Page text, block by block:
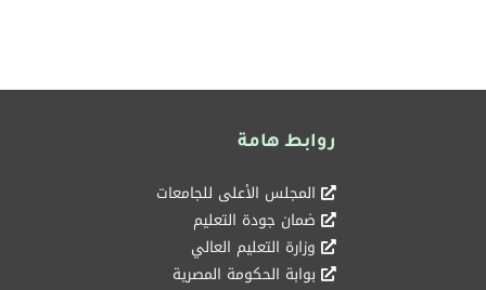
روابط هامة
المجلس الأعلى للجامعات
ضمان جودة التعليم
وزارة التعليم العالي
بوابة الحكومة المصرية